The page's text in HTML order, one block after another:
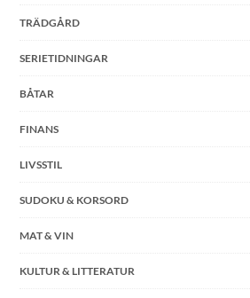
TRÄDGÅRD
SERIETIDNINGAR
BÅTAR
FINANS
LIVSSTIL
SUDOKU & KORSORD
MAT & VIN
KULTUR & LITTERATUR